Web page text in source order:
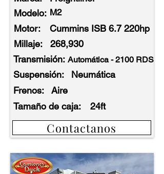
Modelo: M2
Motor:
Cummins ISB 6.7 220hp
Millaje:
268,930
Transmisión: Automática - 2100 RDS
Suspensión:
Neumática
Frenos:
Aire
Tamaño de caja:
24ft
Contactanos